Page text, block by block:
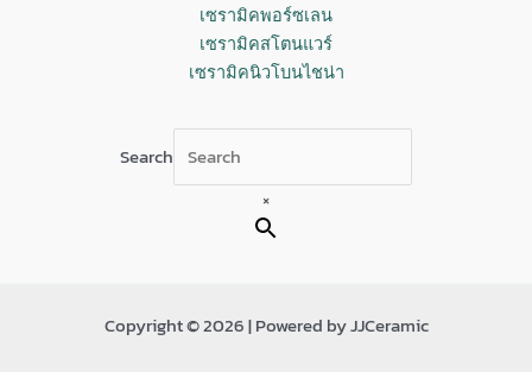
เซรามิคพอร์ซเลน
เซรามิคสโตนแวร์
เซรามิคนิวโบนไชน่า
Search
×
Copyright © 2026 | Powered by JJCeramic